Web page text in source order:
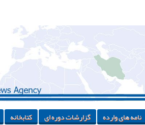
نامه های وارده گزارشات دوره ای کتابخانه